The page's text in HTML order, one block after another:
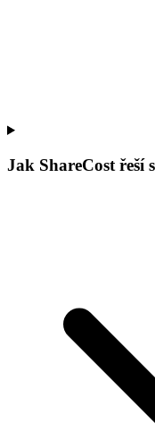
Jak ShareCost řeší